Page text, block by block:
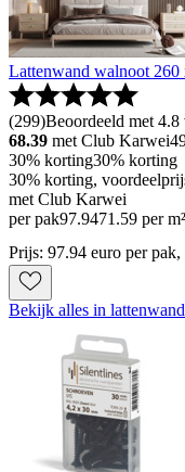
Lattenwand walnoot
(299)Beoordeeld met
68.39 met Club Karwei
30% korting30% korting
30% korting,
met Club Karwei
per pak97.9471.59 per m²
Prijs: 97.94 euro per
Bekijk alles in lattenwand